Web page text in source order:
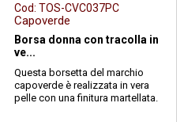
Cod: TOS-CVC037PC
Capoverde
Borsa donna con tracolla in
ve...
Questa borsetta del marchio
capoverde è realizzata in vera
pelle con una finitura martellata.